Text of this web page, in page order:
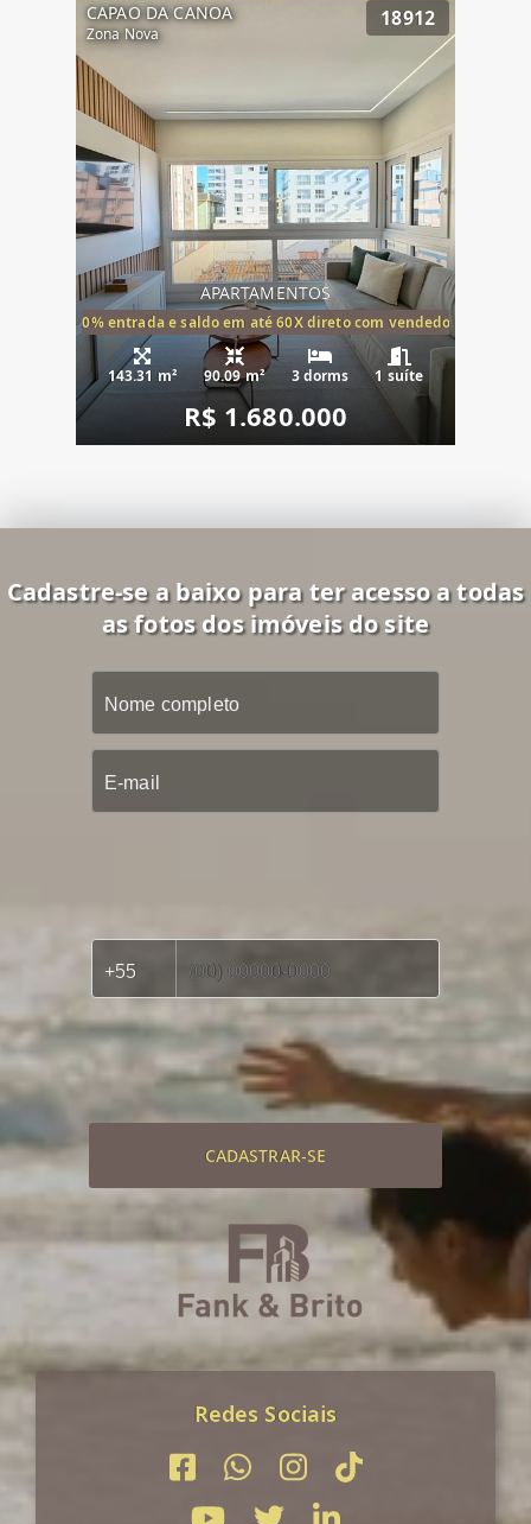
CAPAO DA CANOA
Zona Nova
18912
APARTAMENTOS
20% entrada e saldo em até 60X direto com vendedor
143.31 m² 90.09 m² 3 dorms 1 suíte
R$ 1.680.000
Cadastre-se a baixo para ter acesso a todas
as fotos dos imóveis do site
CADASTRAR-SE
Redes Sociais